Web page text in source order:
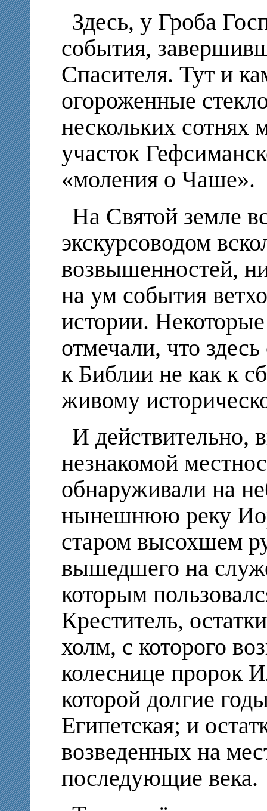
Здесь, у Гроба
события,
Спасителя. Тут и
огороженные
нескольких сотнях
участок
«моления о Чаше».
На Святой земле
экскурсоводом
возвышенностей,
на ум события
истории.
отмечали, что
к Библии не как к
живому
И действительно,
незнакомой
обнаруживали на
нынешнюю реку
старом высохшем
вышедшего на
которым
Креститель,
холм, с которого
колеснице пророк
которой долгие
Египетская; и
возведенных на
последующие века.